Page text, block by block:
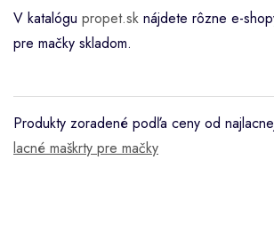
V katalógu propet.sk nájdete rôzne e-
pre mačky skladom.
Produkty zoradené podľa ceny od
lacné maškrty pre mačky